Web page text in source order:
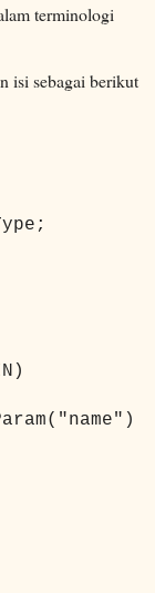
terminologi
isi sebagai berikut